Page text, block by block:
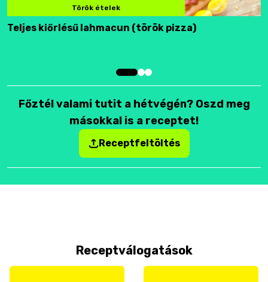
Török ételek
Teljes kiőrlésű lahmacun (török pizza)
Főztél valami tutit a hétvégén? Oszd meg
másokkal is a receptet!
Receptfeltöltés
Receptválogatások